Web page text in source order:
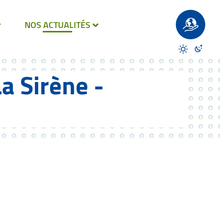
NOS ACTUALITÉS
Un site éco-
Désactiver
Sirène -